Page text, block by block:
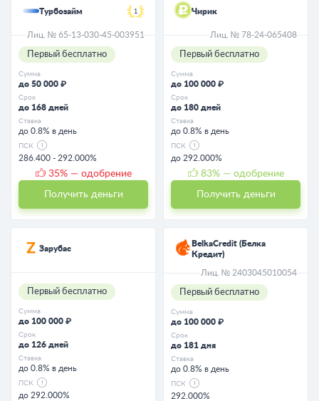
Турбозайм 1
Лиц. № 65-13-030-45-003951
Первый бесплатно
Сумма
до 50 000 ₽
Срок
до 168 дней
Ставка
до 0.8% в день
ПСК
286.400 - 292.000%
35% — одобрение
Получить деньги
Чирик
Лиц. № 78-24-065408
Первый бесплатно
Сумма
до 100 000 ₽
Срок
до 180 дней
Ставка
до 0.8% в день
ПСК
до 292.000%
83% — одобрение
Получить деньги
Зарубас
Первый бесплатно
Сумма
до 100 000 ₽
Срок
до 126 дней
Ставка
до 0.8% в день
ПСК
до 292.000%
BelkaCredit (Белка
Кредит)
Лиц. № 2403045010054
Первый бесплатно
Сумма
до 100 000 ₽
Срок
до 181 дня
Ставка
до 0.8% в день
ПСК
292.000%